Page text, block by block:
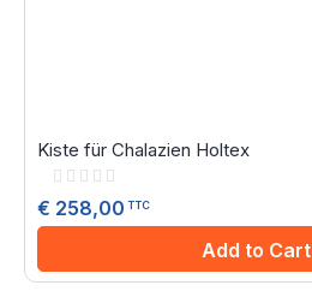
Kiste für Chalazien Holtex
Rating:
€ 258,00 TTC
Add to Cart